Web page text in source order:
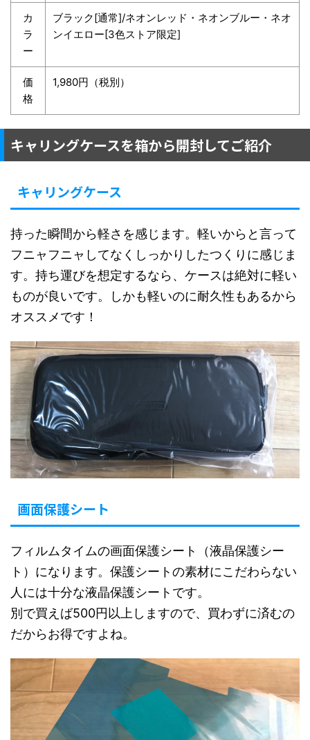
カ
ラ
ー
ブラック[通常]/ネオンレッド・ネオンブルー・ネオ
ンイエロー[3色ストア限定]
価
格
1,980円（税別）
キャリングケースを箱から開封してご紹介
キャリングケース
持った瞬間から軽さを感じます。軽いからと言って
フニャフニャしてなくしっかりしたつくりに感じま
す。持ち運びを想定するなら、ケースは絶対に軽い
ものが良いです。しかも軽いのに耐久性もあるから
オススメです！
画面保護シート
フィルムタイムの画面保護シート（液晶保護シー
ト）になります。保護シートの素材にこだわらない
人には十分な液晶保護シートです。
別で買えば500円以上しますので、買わずに済むの
だからお得ですよね。